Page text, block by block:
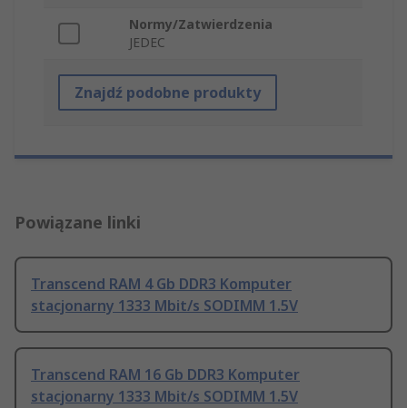
Normy/Zatwierdzenia
JEDEC
Znajdź podobne produkty
Powiązane linki
Transcend RAM 4 Gb DDR3 Komputer
stacjonarny 1333 Mbit/s SODIMM 1.5V
Transcend RAM 16 Gb DDR3 Komputer
stacjonarny 1333 Mbit/s SODIMM 1.5V